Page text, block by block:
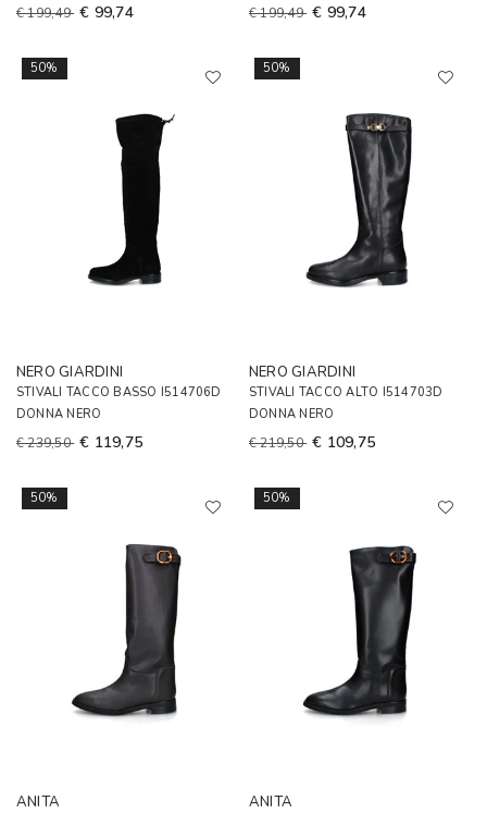
€ 199,49 € 99,74 € 199,49 € 99,74
50%
NERO GIARDINI
STIVALI TACCO BASSO I514706D
DONNA NERO
€ 239,50 € 119,75
50%
NERO GIARDINI
STIVALI TACCO ALTO I514703D
DONNA NERO
€ 219,50 € 109,75
50%
ANITA
50%
ANITA